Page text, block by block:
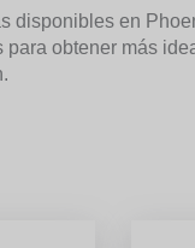
disponibles en
obtener más